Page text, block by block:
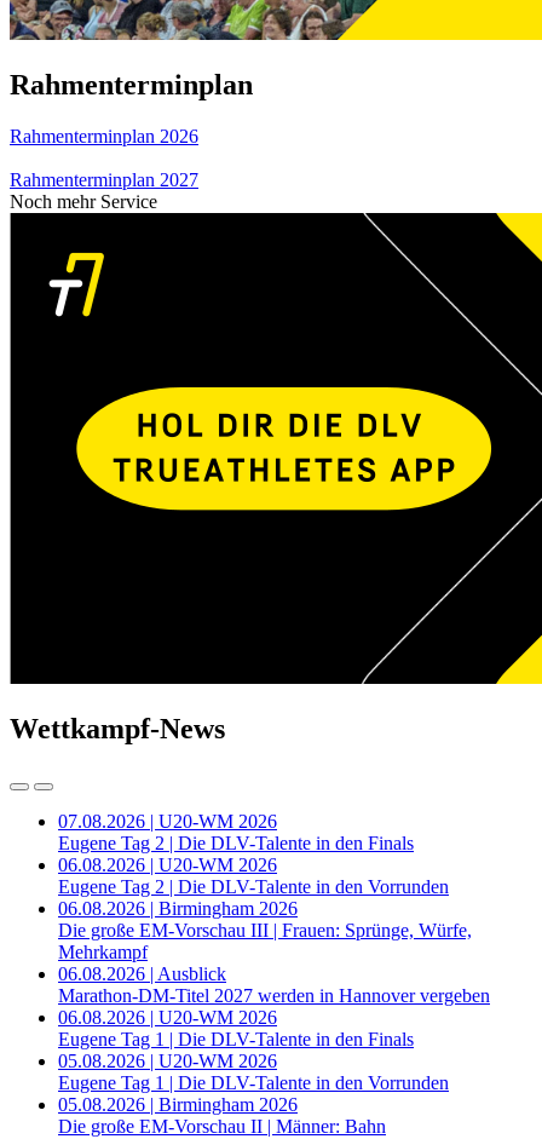
Rahmenterminplan
Rahmenterminplan 2026
Rahmenterminplan 2027
Noch mehr Service
Wettkampf-News
07.08.2026 | U20-WM 2026
Eugene Tag 2 | Die DLV-Talente in den Finals
06.08.2026 | U20-WM 2026
Eugene Tag 2 | Die DLV-Talente in den Vorrunden
06.08.2026 | Birmingham 2026
Die große EM-Vorschau III | Frauen: Sprünge, Würfe,
Mehrkampf
06.08.2026 | Ausblick
Marathon-DM-Titel 2027 werden in Hannover vergeben
06.08.2026 | U20-WM 2026
Eugene Tag 1 | Die DLV-Talente in den Finals
05.08.2026 | U20-WM 2026
Eugene Tag 1 | Die DLV-Talente in den Vorrunden
05.08.2026 | Birmingham 2026
Die große EM-Vorschau II | Männer: Bahn